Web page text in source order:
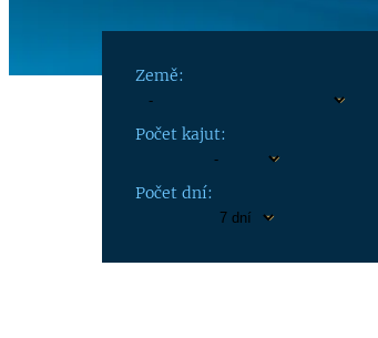
Země:
Počet kajut:
Počet dní: